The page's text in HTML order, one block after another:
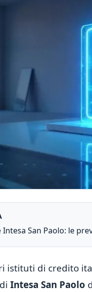
San Paolo: le
istituti di credito
Intesa San Paolo